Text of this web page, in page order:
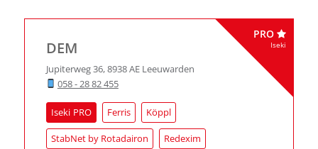
DEM
Jupiterweg 36,8938 AE Leeuwarden
058 - 28 82 455
Iseki Ferris Köppl
StabNet by Rotadairon Redexim
PRO
Iseki